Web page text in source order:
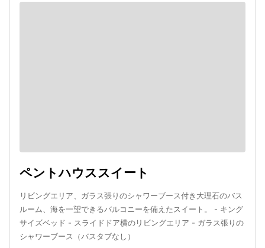
ペントハウススイート
リビングエリア、ガラス張りのシャワーブース付き大理石のバス
ルーム、海を一望できるバルコニーを備えたスイート。 - キング
サイズベッド - スライドドア横のリビングエリア - ガラス張りの
シャワーブース（バスタブなし）